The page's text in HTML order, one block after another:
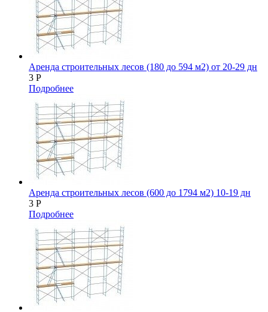
Аренда строительных лесов (180 до 594 м2) от 20-29 дн
3 Р
Подробнее
Аренда строительных лесов (600 до 1794 м2) 10-19 дн
3 Р
Подробнее